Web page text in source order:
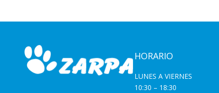
HORARIO
LUNES A VIERNES
10:30 – 18:30